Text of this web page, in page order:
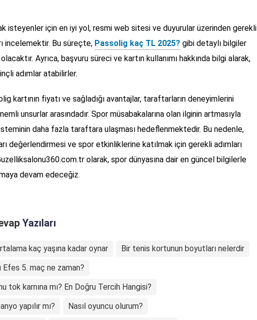
isteyenler için en iyi yol, resmi web sitesi ve duyurular üzerinden gerekli
incelemektir. Bu süreçte, Passolig kaç TL 2025? gibi detaylı bilgiler
Ayrıca, başvuru süreci ve kartın kullanımı hakkında bilgi alarak,
adımlar atabilirler.
kartının fiyatı ve sağladığı avantajlar, taraftarların deneyimlerini
unsurlar arasındadır. Spor müsabakalarına olan ilginin artmasıyla
daha fazla taraftara ulaşması hedeflenmektedir. Bu nedenle,
değerlendirmesi ve spor etkinliklerine katılmak için gerekli adımları
olarak, spor dünyasına dair en güncel bilgilerle
devam edeceğiz.
Yazıları
kaç yaşına kadar oynar
Bir tenis kortunun boyutları nelerdir
Efes 5. maç ne zaman?
tok karnına mı? En Doğru Tercih Hangisi?
yapılır mı?
Nasıl oyuncu olurum?